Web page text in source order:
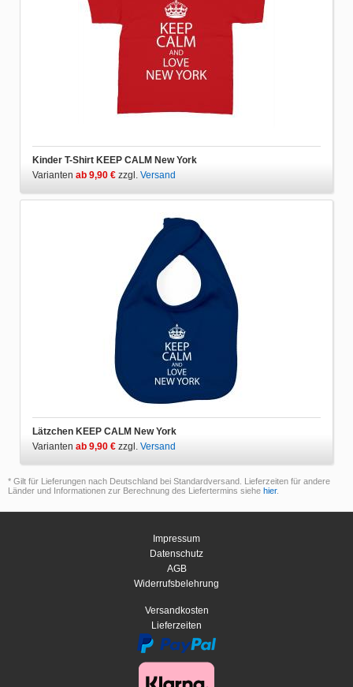
Kinder T-Shirt KEEP CALM New York
Varianten ab 9,90 € zzgl. Versand
Lätzchen KEEP CALM New York
Varianten ab 9,90 € zzgl. Versand
* Gilt für Lieferungen nach Deutschland bei Standardversand. Lieferzeiten für andere
Länder und Informationen zur Berechnung des Liefertermins siehe hier.
Impressum
Datenschutz
AGB
Widerrufsbelehrung
Versandkosten
Lieferzeiten